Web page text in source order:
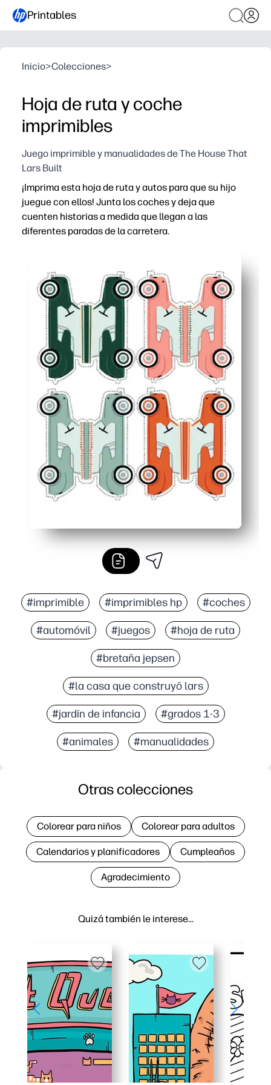
Printables
Inicio>Colecciones>
Hoja de ruta y coche
imprimibles
Juego imprimible y manualidades de The House That
Lars Built
¡Imprima esta hoja de ruta y autos para que su hijo
juegue con ellos! Junta los coches y deja que
cuenten historias a medida que llegan a las
diferentes paradas de la carretera.
#imprimible #imprimibles hp #coches
#automóvil #juegos #hoja de ruta
#bretaña jepsen
#la casa que construyó lars
#jardín de infancia #grados 1-3
#animales #manualidades
Quizá también le interese…
Otras colecciones
Colorear para niños Colorear para adultos
Calendarios y planificadores Cumpleaños
Agradecimiento